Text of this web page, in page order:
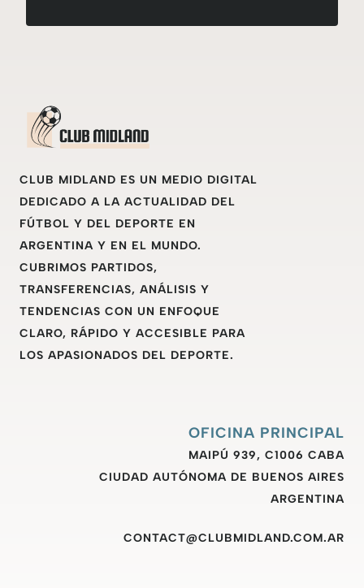
CLUB MIDLAND ES UN MEDIO DIGITAL
DEDICADO A LA ACTUALIDAD DEL
FÚTBOL Y DEL DEPORTE EN
ARGENTINA Y EN EL MUNDO.
CUBRIMOS PARTIDOS,
TRANSFERENCIAS, ANÁLISIS Y
TENDENCIAS CON UN ENFOQUE
CLARO, RÁPIDO Y ACCESIBLE PARA
LOS APASIONADOS DEL DEPORTE.
OFICINA PRINCIPAL
MAIPÚ 939, C1006 CABA
CIUDAD AUTÓNOMA DE BUENOS AIRES
ARGENTINA
CONTACT@CLUBMIDLAND.COM.AR